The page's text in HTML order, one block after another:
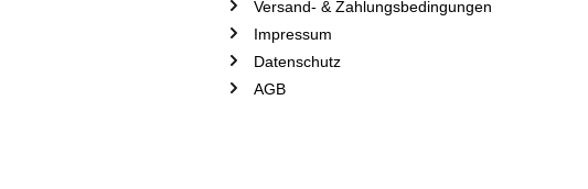
Versand- & Zahlungsbedingungen
Impressum
Datenschutz
AGB